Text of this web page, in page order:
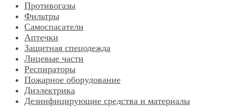
Противогазы
Фильтры
Самоспасатели
Аптечки
Защитная спецодежда
Лицевые части
Респираторы
Пожарное оборудование
Диэлектрика
Дезинфицирующие средства и материалы